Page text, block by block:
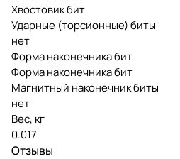
Хвостовик бит
Ударные (торсионные) биты
нет
Форма наконечника бит
Форма наконечника бит
Магнитный наконечник биты
нет
Вес, кг
0.017
Отзывы